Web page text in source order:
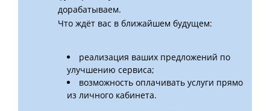
дорабатываем.
Что ждёт вас в ближайшем будущем:
реализация ваших предложений по
улучшению сервиса;
возможность оплачивать услуги прямо
из личного кабинета.